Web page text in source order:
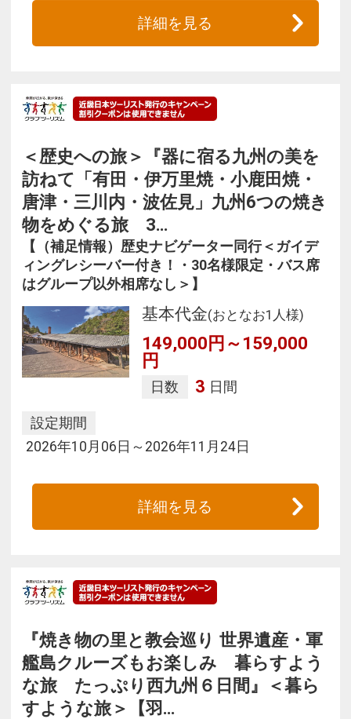
詳細を見る
＜歴史への旅＞『器に宿る九州の美を
訪ねて「有田・伊万里焼・小鹿田焼・
唐津・三川内・波佐見」九州6つの焼き
物をめぐる旅 3…
【（補足情報）歴史ナビゲーター同行＜ガイデ
ィングレシーバー付き！・30名様限定・バス席
はグループ以外相席なし＞】
基本代金(おとなお1人様)
149,000円～159,000
円
日数 3 日間
設定期間
2026年10月06日～2026年11月24日
詳細を見る
『焼き物の里と教会巡り 世界遺産・軍
艦島クルーズもお楽しみ 暮らすよう
な旅 たっぷり西九州６日間』＜暮ら
すような旅＞【羽…